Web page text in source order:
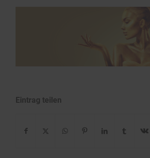
Eintrag teilen